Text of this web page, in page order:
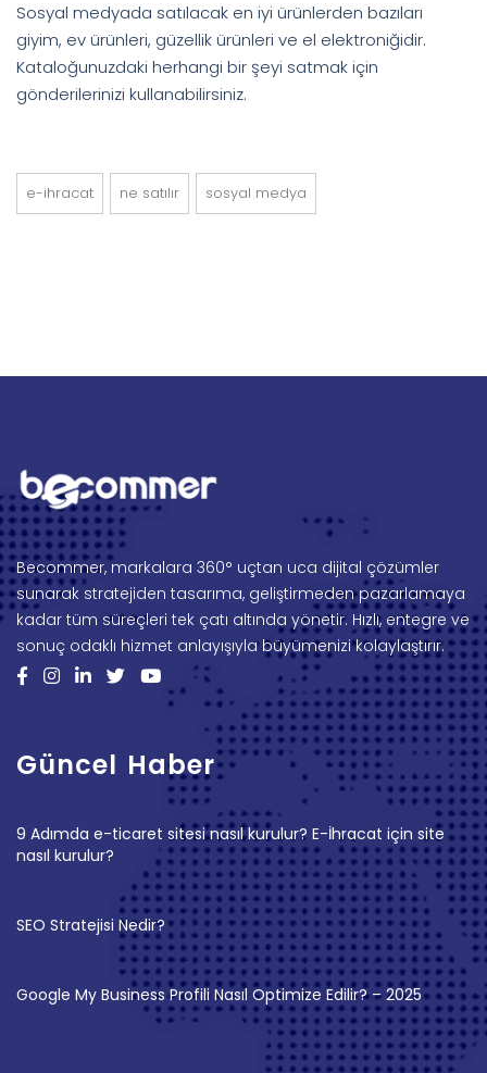
Sosyal medyada satılacak en iyi ürünlerden bazıları
giyim, ev ürünleri, güzellik ürünleri ve el elektroniğidir.
Kataloğunuzdaki herhangi bir şeyi satmak için
gönderilerinizi kullanabilirsiniz.
e-ihracat ne satılır sosyal medya
Becommer, markalara 360° uçtan uca dijital çözümler
sunarak stratejiden tasarıma, geliştirmeden pazarlamaya
kadar tüm süreçleri tek çatı altında yönetir. Hızlı, entegre ve
sonuç odaklı hizmet anlayışıyla büyümenizi kolaylaştırır.
Güncel Haber
9 Adımda e-ticaret sitesi nasıl kurulur? E-İhracat için site
nasıl kurulur?
SEO Stratejisi Nedir?
Google My Business Profili Nasıl Optimize Edilir? – 2025